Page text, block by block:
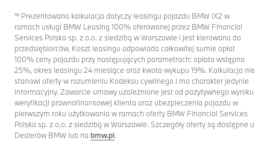
¹⁰ Prezentowana kalkulacja dotyczy leasingu pojazdu BMW iX2 w
ramach usługi BMW Leasing 100% oferowanej przez BMW Financial
Services Polska sp. z o.o. z siedzibą w Warszawie i jest kierowana do
przedsiębiorców. Koszt leasingu odpowiada całkowitej sumie opłat
100% ceny pojazdu przy następujących parametrach: opłata wstępna
25%, okres leasingu 24 miesiące oraz kwota wykupu 19%. Kalkulacja nie
stanowi oferty w rozumieniu Kodeksu cywilnego i ma charakter jedynie
informacyjny. Zawarcie umowy uzależnione jest od pozytywnego wyniku
weryfikacji prawnofinansowej klienta oraz ubezpieczenia pojazdu w
pierwszym roku użytkowania w ramach oferty BMW Financial Services
Polska sp. z o.o. z siedzibą w Warszawie. Szczegóły oferty są dostępne u
Dealerów BMW lub na bmw.pl.